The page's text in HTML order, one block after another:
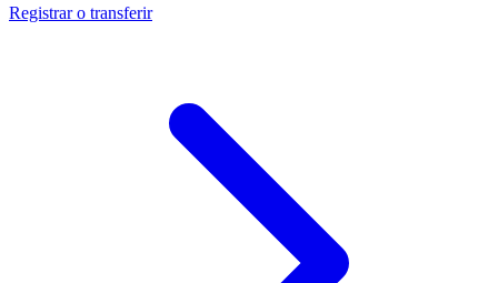
Registrar o transferir